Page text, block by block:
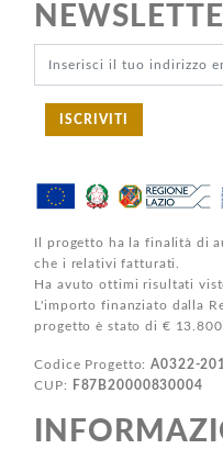
ISCRIVITI
Il progetto ha la finalità di
che i relativi fatturati.
Ha avuto ottimi risultati
L'importo finanziato dalla
progetto è stato di €
Codice Progetto:A0322-
CUP:
F87B20000830004